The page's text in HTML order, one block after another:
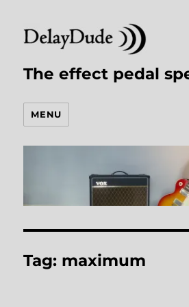
The effect pedal
MENU
Tag: maximum